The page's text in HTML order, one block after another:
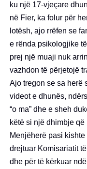
ku një 17-vjeçare
në Fier, ka folur për
lotësh, ajo rrëfen se
e rënda psikologjike
prej një muaji nuk
vazhdon të përjetojë
Ajo tregon se sa herë
videot e dhunës,
“o ma” dhe e sheh
këtë si një dhimbje që
Menjëherë pasi
drejtuar Komisariatit
dhe për të kërkuar